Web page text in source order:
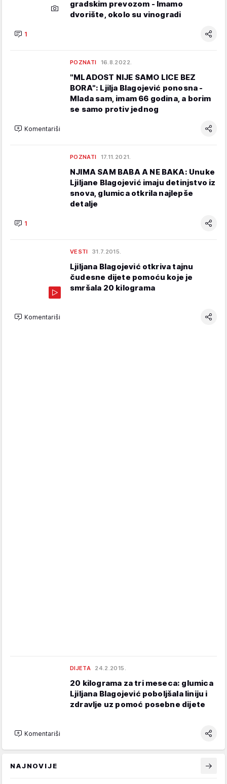
gradskim prevozom - Imamo
dvorište, okolo su vinogradi
1
POZNATI 16.8.2022.
"MLADOST NIJE SAMO LICE BEZ
BORA": Ljilja Blagojević ponosna -
Mlada sam, imam 66 godina, a borim
se samo protiv jednog
Komentariši
POZNATI 17.11.2021.
NJIMA SAM BABA A NE BAKA: Unuke
Ljiljane Blagojević imaju detinjstvo iz
snova, glumica otkrila najlepše
detalje
1
VESTI 31.7.2015.
Ljiljana Blagojević otkriva tajnu
čudesne dijete pomoću koje je
smršala 20 kilograma
Komentariši
DIJETA 24.2.2015.
20 kilograma za tri meseca: glumica
Ljiljana Blagojević poboljšala liniju i
zdravlje uz pomoć posebne dijete
Komentariši
NAJNOVIJE